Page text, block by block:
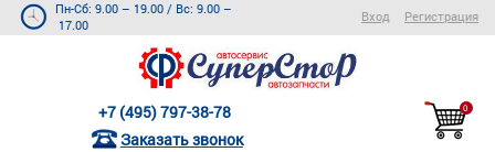
Пн-Сб: 9.00 – 19.00 / Вс: 9.00 –
17.00
Вход Регистрация
+7 (495) 797-38-78
Заказать звонок
0